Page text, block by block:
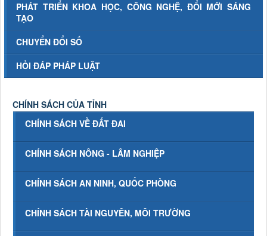
PHÁT TRIỂN KHOA HỌC, CÔNG NGHỆ, ĐỔI MỚI SÁNG
TẠO
CHUYỂN ĐỔI SỐ
HỎI ĐÁP PHÁP LUẬT
CHÍNH SÁCH CỦA TỈNH
CHÍNH SÁCH VỀ ĐẤT ĐAI
CHÍNH SÁCH NÔNG - LÂM NGHIỆP
CHÍNH SÁCH AN NINH, QUỐC PHÒNG
CHÍNH SÁCH TÀI NGUYÊN, MÔI TRƯỜNG